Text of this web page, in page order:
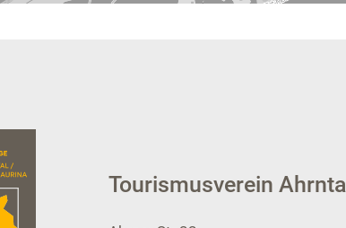
Tourismusverein Ahrntal